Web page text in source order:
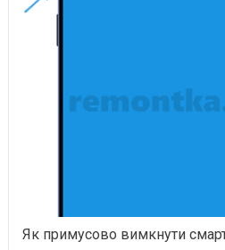
Як примусово вимкнути